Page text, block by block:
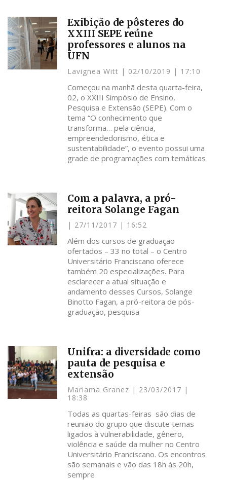
Exibição de pôsteres do
XXIII SEPE reúne
professores e alunos na
UFN
Lavignea Witt 02/10/2019 17:10
Começou na manhã desta quarta-feira,
02, o XXIII Simpósio de Ensino,
Pesquisa e Extensão (SEPE). Com o
tema “O conhecimento que
transforma… pela ciência,
empreendedorismo, ética e
sustentabilidade”, o evento possui uma
grade de programações com temáticas
Com a palavra, a pró-
reitora Solange Fagan
27/11/2017 16:52
Além dos cursos de graduação
ofertados – 33 no total – o Centro
Universitário Franciscano oferece
também 20 especializações. Para
esclarecer a atual situação e
andamento desses Cursos, Solange
Binotto Fagan, a pró-reitora de pós-
graduação, pesquisa
Unifra: a diversidade como
pauta de pesquisa e
extensão
Mariama Granez
23/03/2017
18:38
Todas as quartas-feiras são dias de
reunião do grupo que discute temas
ligados à vulnerabilidade, gênero,
violência e saúde da mulher no Centro
Universitário Franciscano. Os encontros
são semanais e vão das 18h às 20h,
sempre